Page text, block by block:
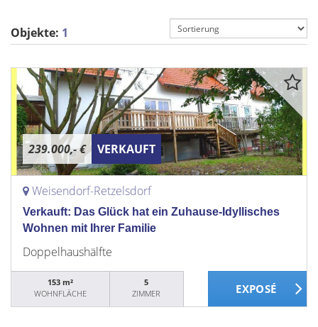
Objekte: 1
239.000,- € VERKAUFT
Weisendorf-Retzelsdorf
Verkauft: Das Glück hat ein Zuhause-Idyllisches
Wohnen mit Ihrer Familie
Doppelhaushälfte
153 m²
WOHNFLÄCHE
5
ZIMMER